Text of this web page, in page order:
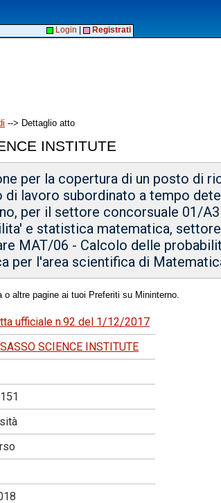
Login Registrati
--> Dettaglio atto
INSTITUTE
per la copertura di un posto di
lavoro subordinato a tempo
per il settore concorsuale 01/
e statistica matematica, settore
MAT/06 - Calcolo delle
per l'area scientifica di
o altre pagine ai tuoi Preferiti su Mininterno.
ufficiale n.92 del 1/12/2017
SCIENCE INSTITUTE